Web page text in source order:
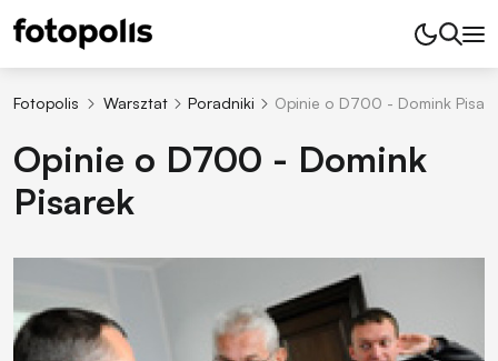
Fotopolis Warsztat Poradniki Opinie o D700 - Domink
Opinie o D700 - Domink
Pisarek